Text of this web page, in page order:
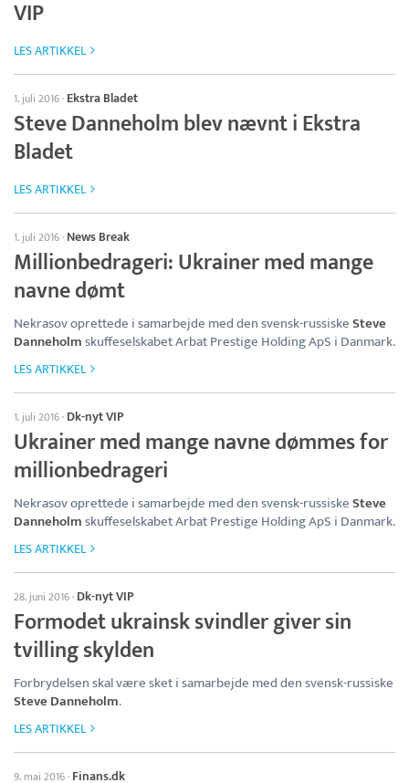
VIP
LES ARTIKKEL
1. juli 2016· Ekstra Bladet
Steve Danneholm blev nævnt i Ekstra
Bladet
LES ARTIKKEL
1. juli 2016· News Break
Millionbedrageri: Ukrainer med mange
navne dømt
Nekrasov oprettede i samarbejde med den svensk-russiskeSteve
Danneholmskuffeselskabet Arbat Prestige Holding ApS i Danmark.
LES ARTIKKEL
1. juli 2016· Dk-nyt VIP
Ukrainer med mange navne dømmes for
millionbedrageri
Nekrasov oprettede i samarbejde med den svensk-russiskeSteve
Danneholmskuffeselskabet Arbat Prestige Holding ApS i Danmark.
LES ARTIKKEL
28. juni 2016· Dk-nyt VIP
Formodet ukrainsk svindler giver sin
tvilling skylden
Forbrydelsen skal være sket i samarbejde med den svensk-russiske
Steve Danneholm.
LES ARTIKKEL
9. mai 2016· Finans.dk